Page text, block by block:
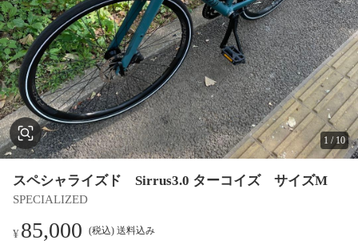
1 / 10
スペシャライズド Sirrus3.0 ターコイズ サイズM
SPECIALIZED
¥85,000 (税込) 送料込み